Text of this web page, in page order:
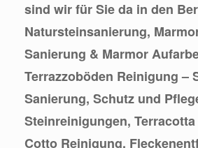
sind wir für Sie da in den
Natursteinsanierung,
Sanierung & Marmor
Terrazzoböden Reinigung –
Sanierung, Schutz und
Steinreinigungen,
Cotto Reinigung,